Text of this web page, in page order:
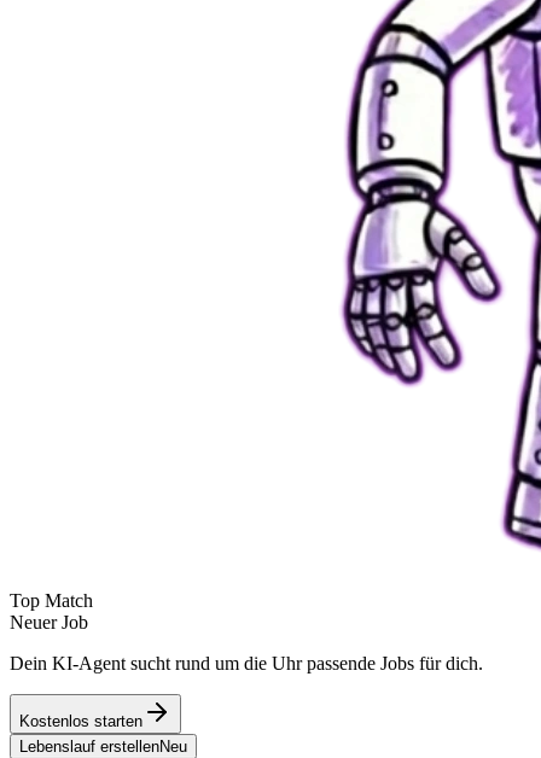
Top Match
Neuer Job
Dein KI-Agent sucht rund um die Uhr passende Jobs für dich.
Kostenlos starten
Lebenslauf erstellenNeu